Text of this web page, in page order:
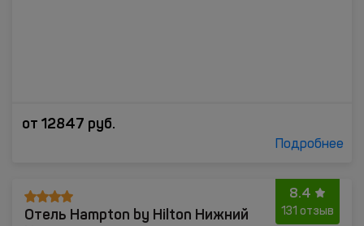
от 12847 руб.
Подробнее
8.4
131 отзыв
Отель Hampton by Hilton Нижний